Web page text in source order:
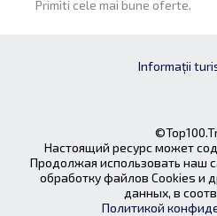
Primiti cele mai bune oferte.
Informații
Настоящий ресурс может
Продолжая использовать наш
обработку файлов Cookies и
данных, в
Политикой